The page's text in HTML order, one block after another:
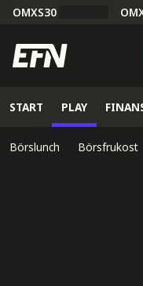
OMXS30
START PLAY
Börslunch Börsfrukost